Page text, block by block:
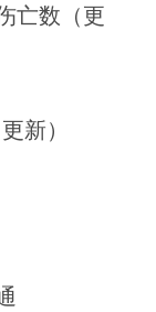
亡数（更
新）